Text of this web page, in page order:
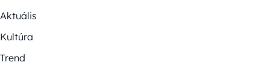
Aktuális
Kultúra
Trend